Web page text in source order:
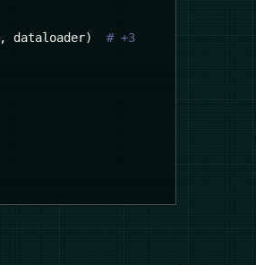
, dataloader) # +3